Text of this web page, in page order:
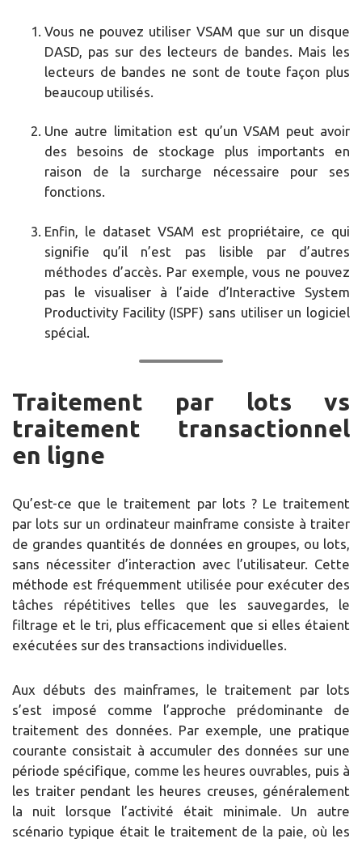
Vous ne pouvez utiliser VSAM que sur un disque
DASD, pas sur des lecteurs de bandes. Mais les
lecteurs de bandes ne sont de toute façon plus
beaucoup utilisés.
Une autre limitation est qu’un VSAM peut avoir
des besoins de stockage plus importants en
raison de la surcharge nécessaire pour ses
fonctions.
Enfin, le dataset VSAM est propriétaire, ce qui
signifie qu’il n’est pas lisible par d’autres
méthodes d’accès. Par exemple, vous ne pouvez
pas le visualiser à l’aide d’Interactive System
Productivity Facility (ISPF) sans utiliser un logiciel
spécial.
Traitement par lots vs
traitement transactionnel
en ligne
Qu’est-ce que le traitement par lots ? Le traitement
par lots sur un ordinateur mainframe consiste à traiter
de grandes quantités de données en groupes, ou lots,
sans nécessiter d’interaction avec l’utilisateur. Cette
méthode est fréquemment utilisée pour exécuter des
tâches répétitives telles que les sauvegardes, le
filtrage et le tri, plus efficacement que si elles étaient
exécutées sur des transactions individuelles.
Aux débuts des mainframes, le traitement par lots
s’est imposé comme l’approche prédominante de
traitement des données. Par exemple, une pratique
courante consistait à accumuler des données sur une
période spécifique, comme les heures ouvrables, puis à
les traiter pendant les heures creuses, généralement
la nuit lorsque l’activité était minimale. Un autre
scénario typique était le traitement de la paie, où les